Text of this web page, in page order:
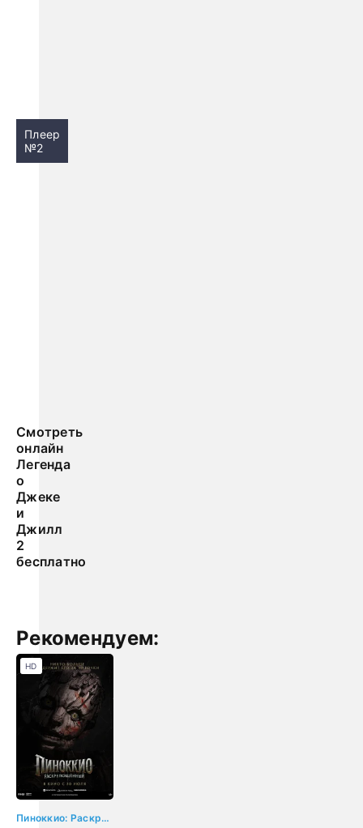
Плеер
№2
Смотреть
онлайн
Легенда
о
Джеке
и
Джилл
2
бесплатно
Рекомендуем:
Пиноккио: Раскрепощённый
HD